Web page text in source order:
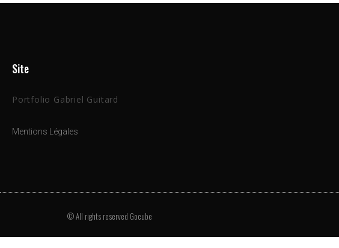
Site
Portfolio Gabriel Guitard
Mentions Légales
© All rights reserved Gocube